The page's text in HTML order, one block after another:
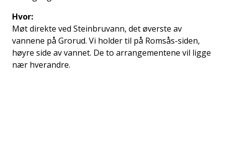
Hvor:
Møt direkte ved Steinbruvann, det øverste av
vannene på Grorud. Vi holder til på Romsås-siden,
høyre side av vannet. De to arrangementene vil ligge
nær hverandre.